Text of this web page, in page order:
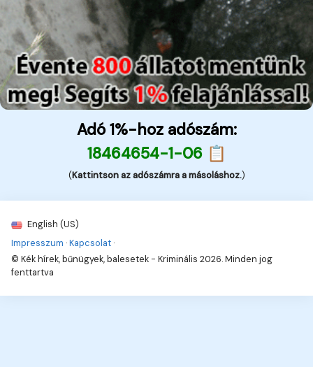
Adó 1%-hoz adószám:
18464654-1-06 📋
(Kattintson az adószámra a másoláshoz.)
English (US)
Impresszum ·Kapcsolat ·
© Kék hírek, bűnügyek, balesetek - Kriminális 2026. Minden jog
fenttartva